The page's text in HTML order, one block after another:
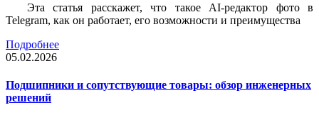
Эта статья расскажет, что такое AI-редактор фото в
Telegram, как он работает, его возможности и преимущества
Подробнее
05.02.2026
Подшипники и сопутствующие товары: обзор инженерных
решений